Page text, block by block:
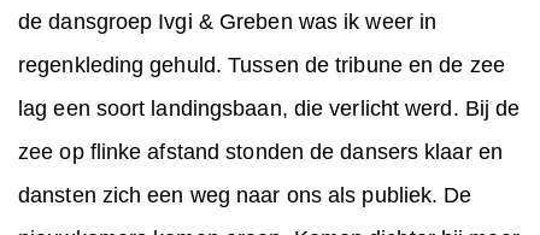
de dansgroep Ivgi & Greben was ik weer in
regenkleding gehuld. Tussen de tribune en de zee
lag een soort landingsbaan, die verlicht werd. Bij de
zee op flinke afstand stonden de dansers klaar en
dansten zich een weg naar ons als publiek. De